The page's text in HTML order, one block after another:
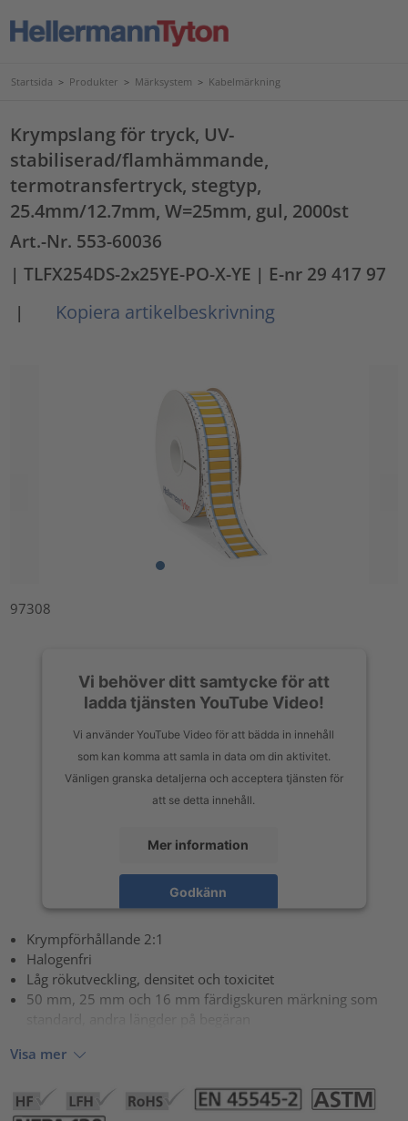
Startsida > Produkter > Märksystem > Kabelmärkning
Krympslang för tryck, UV-
stabiliserad/flamhämmande,
termotransfertryck, stegtyp,
25.4mm/12.7mm, W=25mm, gul, 2000st
Art.-Nr. 553-60036
| TLFX254DS-2x25YE-PO-X-YE | E-nr 29 417 97
|
Kopiera artikelbeskrivning
97308
Vi behöver ditt samtycke för att
ladda tjänsten YouTube Video!
Vi använder YouTube Video för att bädda in innehåll
som kan komma att samla in data om din aktivitet.
Vänligen granska detaljerna och acceptera tjänsten för
att se detta innehåll.
Mer information
Godkänn
Krympförhållande 2:1
Halogenfri
Låg rökutveckling, densitet och toxicitet
50 mm, 25 mm och 16 mm färdigskuren märkning som
Visa mer